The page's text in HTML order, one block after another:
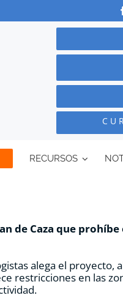
RECURSOS
de Caza que prohíbe
alega el proyecto,
restricciones en las